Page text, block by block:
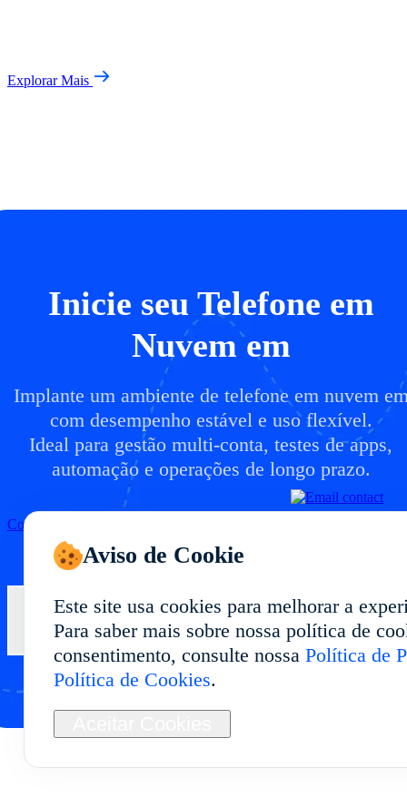
Explorar Mais
Inicie seu Telefone em
Nuvem em
Implante um ambiente de telefone em nuvem
com desempenho estável e uso flexível.
Ideal para gestão multi-conta, testes de apps,
automação e operações de longo prazo.
Começar
Contate-nos
Aviso de Cookie
Este site usa cookies para melhorar a
Para saber mais sobre nossa política de
consentimento, consulte nossa Política de
Política de Cookies.